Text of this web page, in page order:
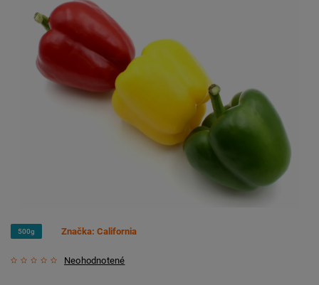
500g
Neohodnotené
Značka: California